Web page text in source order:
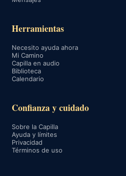
Herramientas
Necesito ayuda ahora
Mi Camino
Capilla en audio
Biblioteca
Calendario
Confianza y cuidado
Sobre la Capilla
Ayuda y límites
Privacidad
Términos de uso